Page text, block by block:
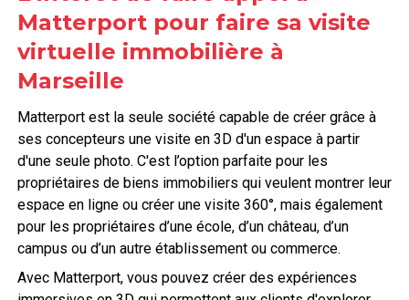
Matterport pour faire sa visite
virtuelle immobilière à
Marseille
Matterport est la seule société capable de créer grâce à
ses concepteurs une visite en 3D d'un espace à partir
d'une seule photo. C'est l’option parfaite pour les
propriétaires de biens immobiliers qui veulent montrer leur
espace en ligne ou créer une visite 360°, mais également
pour les propriétaires d’une école, d’un château, d’un
campus ou d’un autre établissement ou commerce.
Avec Matterport, vous pouvez créer des expériences